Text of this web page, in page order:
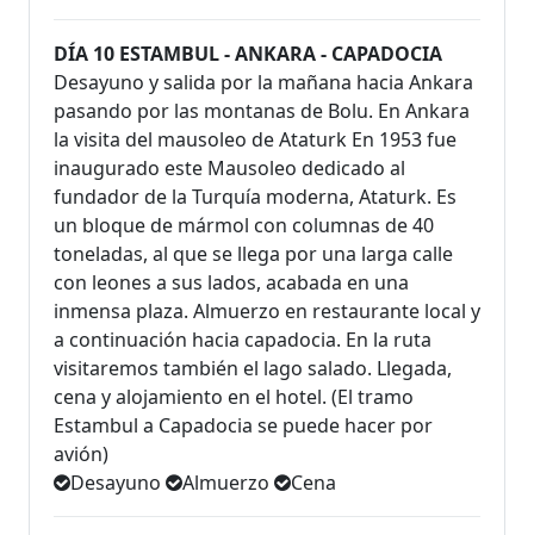
DÍA 10 ESTAMBUL - ANKARA - CAPADOCIA
Desayuno y salida por la mañana hacia Ankara
pasando por las montanas de Bolu. En Ankara
la visita del mausoleo de Ataturk En 1953 fue
inaugurado este Mausoleo dedicado al
fundador de la Turquía moderna, Ataturk. Es
un bloque de mármol con columnas de 40
toneladas, al que se llega por una larga calle
con leones a sus lados, acabada en una
inmensa plaza. Almuerzo en restaurante local y
a continuación hacia capadocia. En la ruta
visitaremos también el lago salado. Llegada,
cena y alojamiento en el hotel. (El tramo
Estambul a Capadocia se puede hacer por
avión)
Desayuno
Almuerzo Cena